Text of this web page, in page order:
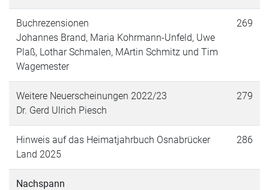
Buchrezensionen
Johannes Brand, Maria Kohrmann-Unfeld, Uwe
Plaß, Lothar Schmalen, MArtin Schmitz und Tim
Wagemester
269
Weitere Neuerscheinungen 2022/23
Dr. Gerd Ulrich Piesch
279
Hinweis auf das Heimatjahrbuch Osnabrücker
Land 2025
286
Nachspann